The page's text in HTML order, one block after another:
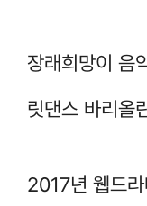
장래희망이 음
릿댄스 바리올
2017년 웹드라